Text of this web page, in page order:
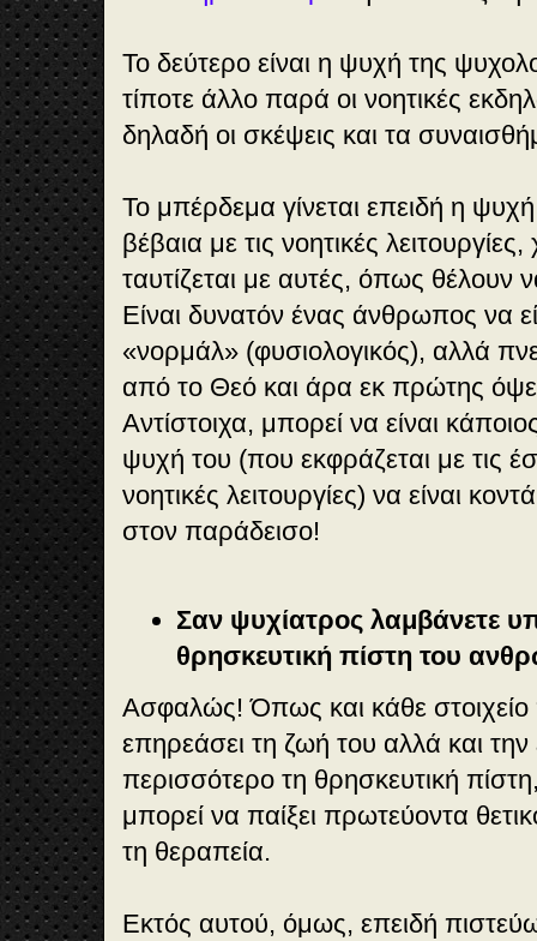
Το δεύτερο είναι η ψυχή της
τίποτε άλλο παρά οι νοητικές
δηλαδή οι σκέψεις και τα
Το μπέρδεμα γίνεται επειδή η
βέβαια με τις νοητικές
ταυτίζεται με αυτές, όπως θέλουν
Είναι δυνατόν ένας άνθρωπος να
«νορμάλ» (φυσιολογικός), αλλά
από το Θεό και άρα εκ πρώτης
Αντίστοιχα, μπορεί να είναι
ψυχή του (που εκφράζεται με τις
νοητικές λειτουργίες) να είναι
στον παράδεισο!
Σαν ψυχίατρος λαμβάνετε
θρησκευτική πίστη του
Ασφαλώς! Όπως και κάθε
επηρεάσει τη ζωή του αλλά και
περισσότερο τη θρησκευτική
μπορεί να παίξει πρωτεύοντα
τη θεραπεία.
Εκτός αυτού, όμως, επειδή